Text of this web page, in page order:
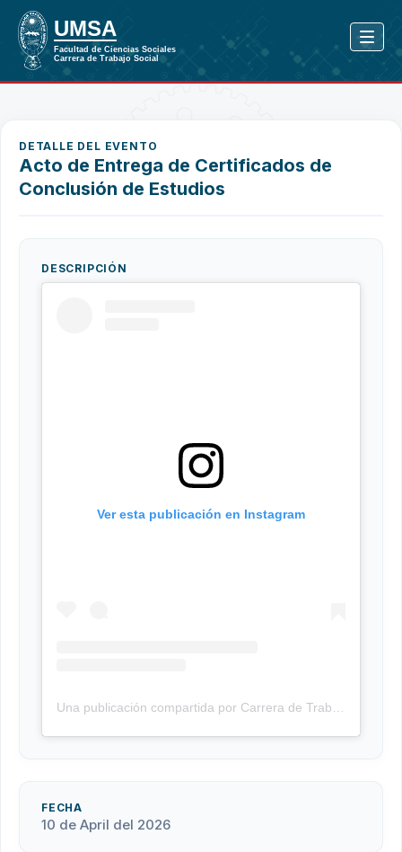
DETALLE DEL EVENTO
Acto de Entrega de Certificados de
Conclusión de Estudios
DESCRIPCIÓN
Ver esta publicación en Instagram
Una publicación compartida por Carrera de Trabajo Social UMSA (@tsocialumsa)
FECHA
10 de April del 2026